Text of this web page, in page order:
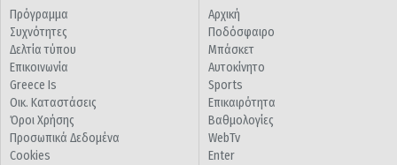
Πρόγραμμα
Συχνότητες
Δελτία τύπου
Επικοινωνία
Greece Is
Οικ. Καταστάσεις
Όροι Χρήσης
Προσωπικά Δεδομένα
Cookies
Αρχική
Ποδόσφαιρο
Μπάσκετ
Αυτοκίνητο
Sports
Επικαιρότητα
Βαθμολογίες
WebTv
Enter